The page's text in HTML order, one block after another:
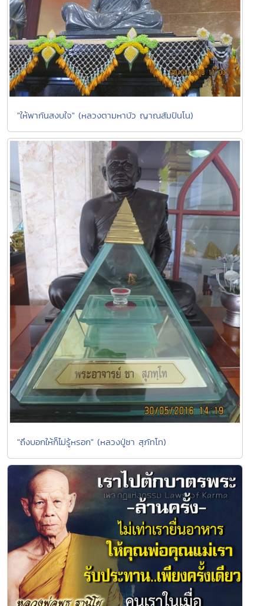
"ให้พากันสงบใจ" (หลวงตามหาบัว ญาณสัมปันโน)
"ถึงบอกให้ก็ไม่รู้หรอก" (หลวงปู่ชา สุภัทโท)